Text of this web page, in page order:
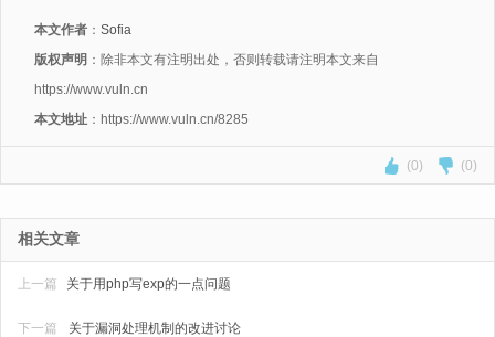
本文作者 ： Sofia
版权声明 ：除非本文有注明出处，否则转载请注明本文来自
https://www.vuln.cn
本文地址 ：https://www.vuln.cn/8285
(0) (0)
相关文章
上一篇 关于用php写exp的一点问题
关于漏洞处理机制的改进讨论
下一篇